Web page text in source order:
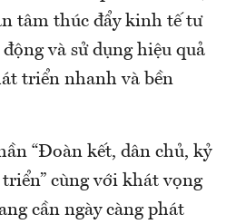
tâm thúc đẩy kinh tế tư
và sử dụng hiệu quả
triển nhanh và bền
“Đoàn kết, dân chủ, kỷ
cùng với khát vọng
cần ngày càng phát